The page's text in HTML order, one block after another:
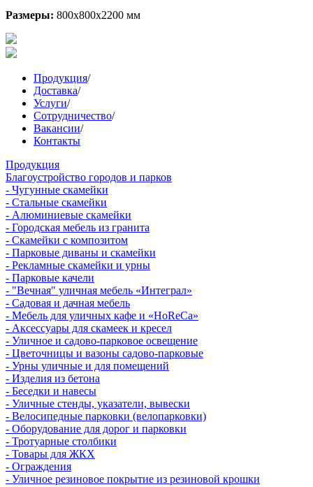
Размеры: 800x800x2200 мм
Продукция/
Доставка/
Услуги/
Сотрудничество/
Вакансии/
Контакты
Продукция
Благоустройство городов и парков
- Чугунные скамейки
- Стальные скамейки
- Алюминиевые скамейки
- Городская мебель из гранита
- Скамейки с композитом
- Парковые диваны и скамейки
- Рекламные скамейки и урны
- Парковые качели
- "Вечная" уличная мебель «Интеграл»
- Садовая и дачная мебель
- Мебель для уличных кафе и «HoReCa»
- Аксессуары для скамеек и кресел
- Уличное и садово-парковое освещение
- Цветочницы и вазоны садово-парковые
- Урны уличные и для помещений
- Изделия из бетона
- Беседки и навесы
- Уличные стенды, указатели, вывески
- Велосипедные парковки (велопарковки)
- Оборудование для дорог и парковки
- Тротуарные столбики
- Товары для ЖКХ
- Ограждения
- Уличное резиновое покрытие из резиновой крошки